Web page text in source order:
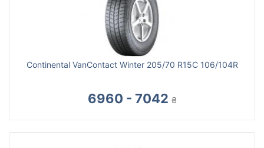
Continental VanContact Winter 205/70 R15C 106/104R
6960 - 7042 ₴